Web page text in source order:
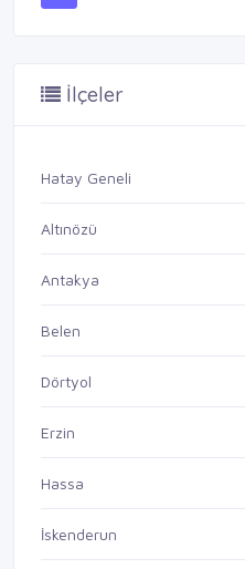
İlçeler
Hatay Geneli
Altınözü
Antakya
Belen
Dörtyol
Erzin
Hassa
İskenderun